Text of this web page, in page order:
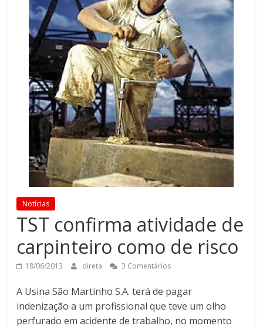
Notícias
TST confirma atividade de
carpinteiro como de risco
18/06/2013 direta 3 Comentários
A Usina São Martinho S.A. terá de pagar
indenização a um profissional que teve um olho
perfurado em acidente de trabalho, no momento